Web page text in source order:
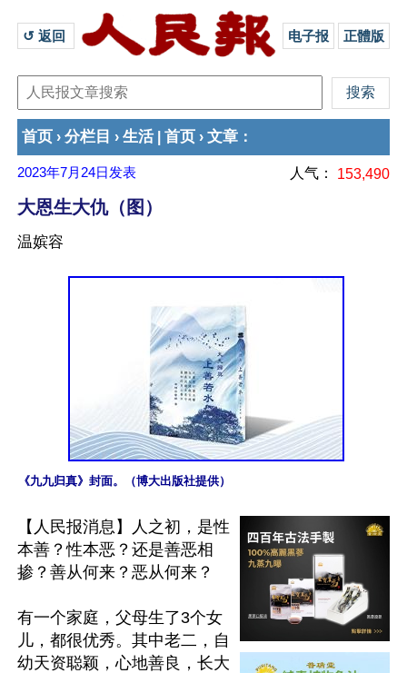
↺ 返回 电子报 正體版
首页 › 分栏目 › 生活 首页 › 文章 ：
2023年7月24日 发表 人气： 153,490
大恩生大仇（图）
温嫔容
《九九归真》封面。（博大出版社提供）
【人民报消息】人之初，是性
本善？性本恶？还是善恶相
掺？善从何来？恶从何来？
有一个家庭，父母生了3个女
儿，都很优秀。其中老二，自
幼天资聪颖，心地善良，长大